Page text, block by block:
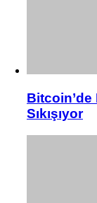
Sıkışıyor